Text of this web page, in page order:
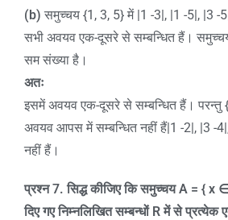
(b) समुच्चय {1, 3, 5} में |1 -3|, |1 -5|, |3 -
सभी अवयव एक-दूसरे से सम्बन्धित हैं।
सम संख्या है।
अतः
इसमें अवयव एक-दूसरे से सम्बन्धित हैं। परन्तु
अवयव आपस में सम्बन्धित नहीं हैं|1 -2|, |3 -
नहीं हैं।
प्रश्न7. सिद्ध कीजिए कि समुच्चयA = { x
दिए गए निम्नलिखित सम्बन्धों Rमें से प्रत्येक